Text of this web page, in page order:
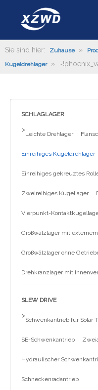
Sie sind hier: Zuhause »
Kugeldrehlager
»
SCHLAGLAGER
>
Leichte Drehlager
Einreihiges Kugeldrehlager
Einreihiges gekreuztes
Zweireihiges Kugellager
Vierpunkt-
Großwälzlager mit
Großwälzlager ohne
Drehkranzlager mit
SLEW DRIVE
>
Schwenkantrieb für Solar
SE-Schwenkantrieb
Hydraulischer
Schneckenradantrieb